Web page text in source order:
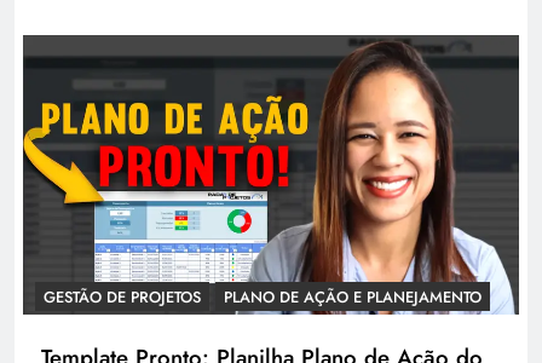
GESTÃO DE PROJETOS PLANO DE AÇÃO E PLANEJAMENTO